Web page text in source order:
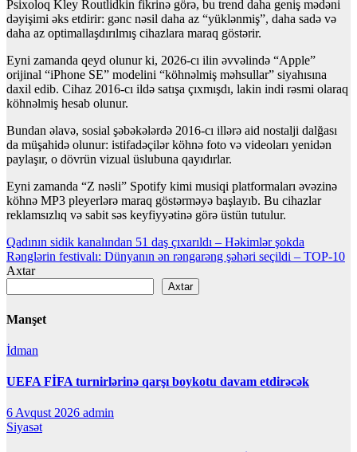
Psixoloq Kley Routlidkin fikrinə görə, bu trend daha geniş mədəni
dəyişimi əks etdirir: gənc nəsil daha az “yüklənmiş”, daha sadə və
daha az optimallaşdırılmış cihazlara maraq göstərir.
Eyni zamanda qeyd olunur ki, 2026-cı ilin əvvəlində “Apple”
orijinal “iPhone SE” modelini “köhnəlmiş məhsullar” siyahısına
daxil edib. Cihaz 2016-cı ildə satışa çıxmışdı, lakin indi rəsmi olaraq
köhnəlmiş hesab olunur.
Bundan əlavə, sosial şəbəkələrdə 2016-cı illərə aid nostalji dalğası
da müşahidə olunur: istifadəçilər köhnə foto və videoları yenidən
paylaşır, o dövrün vizual üslubuna qayıdırlar.
Eyni zamanda “Z nəsli” Spotify kimi musiqi platformaları əvəzinə
köhnə MP3 pleyerlərə maraq göstərməyə başlayıb. Bu cihazlar
reklamsızlıq və sabit səs keyfiyyətinə görə üstün tutulur.
Yazı
naviqasiyası
Qadının sidik kanalından 51 daş çıxarıldı – Həkimlər şokda
Rənglərin festivalı: Dünyanın ən rəngarəng şəhəri seçildi – TOP-10
Axtar
Axtar
Manşet
İdman
UEFA FİFA turnirlərinə qarşı boykotu davam etdirəcək
6 Avqust 2026 admin
Siyasət